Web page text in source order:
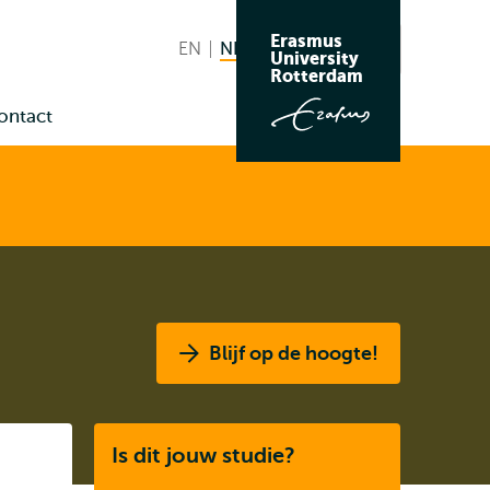
taal
EN English
NL Nederlands huidige taal
Zoeken
Erasmus
University
Rotterdam
Blijf op de hoogte!
Is dit jouw studie?